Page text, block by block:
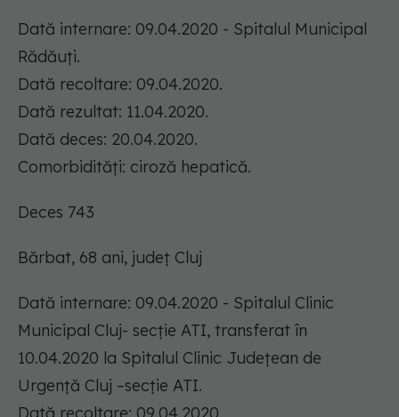
Dată internare: 09.04.2020 - Spitalul Municipal
Rădăuți.
Dată recoltare: 09.04.2020.
Dată rezultat: 11.04.2020.
Dată deces: 20.04.2020.
Comorbidități: ciroză hepatică.
Deces 743
Bărbat, 68 ani, județ Cluj
Dată internare: 09.04.2020 - Spitalul Clinic
Municipal Cluj- secție ATI, transferat în
10.04.2020 la Spitalul Clinic Județean de
Urgență Cluj –secție ATI.